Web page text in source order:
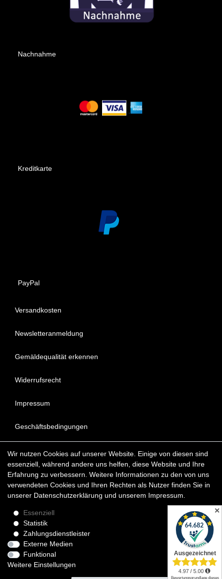
Nachnahme
Kreditkarte
PayPal
Versandkosten
Newsletteranmeldung
Gemäldequalität erkennen
Widerrufsrecht
Impressum
Geschäftsbedingungen
Datenschutzerklärung
FAQ - Häufig gestellte Fragen
Copyright © 2022 KunstDepot24 BERLIN Exklusive Gemälde
*Die Lieferzeit für verfügbare Ölgemälde beträgt etwa 1 - 3
Werktage innerhalb Deutschland. Das Widerrufsrecht gilt für
Wir nutzen Cookies auf unserer Website. Einige von diesen sind
essenziell, während andere uns helfen, diese Website und Ihre
Erfahrung zu verbessern. Weitere Informationen zu den von uns
verwendeten Cookies und Ihren Rechten als Nutzer finden Sie in
unserer Daten­schutz­erklärung und unserem Impressum
Essenziell
Statistik
Zahlungsdienstleister
Externe Medien
Funktional
Weitere Einstellungen
✕